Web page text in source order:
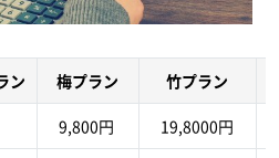
ン 梅プラン 竹プラン
9,800円 19,8000円